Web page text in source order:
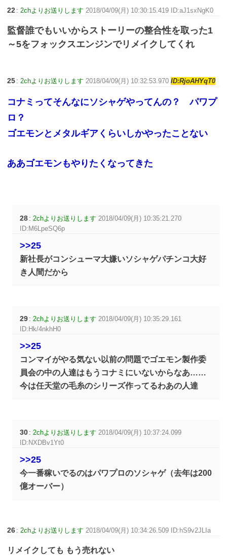
22 : 2chよりお送りします 2018/04/09(月) 10:30:15.419 ID:aJ1sxNgK0
監督誰でもいいからストーリーの整合性を取った1
～5をフォックスエンジンでリメイクしてくれ
25 : 2chよりお送りします 2018/04/09(月) 10:32:53.970ID:RjoAHYqT0
コナミってそんなにソシャゲやってんの？ パワプ
ロ？
ゴエモンとメタルギアくらいしかやったことない
ああゴエモンもやりたくなってきた
28 :2chよりお送りします 2018/04/09(月) 10:35:21.270
ID:M6LpeSQ6p
>>25
新社長がコンシューマ大嫌いソシャゲパチンコ大好
き人間だから
29 :2chよりお送りします 2018/04/09(月) 10:35:29.161
ID:Hk/4nkhH0
>>25
コンマイがやる気ない以前の問題でゴエモン製作委
員会の中の人達はもうコナミにいないからなあ……
今は任天堂の毛糸のシリーズ作ってるわあの人達
30 :2chよりお送りします 2018/04/09(月) 10:37:24.099
ID:NXDBv1Yt0
>>25
今一番稼いでるのはパワプロのソシャゲ（去年は200
億オーバー）
26 :2chよりお送りします 2018/04/09(月) 10:34:26.509 ID:hS9v2JLIa
リメイクしても もう売れない